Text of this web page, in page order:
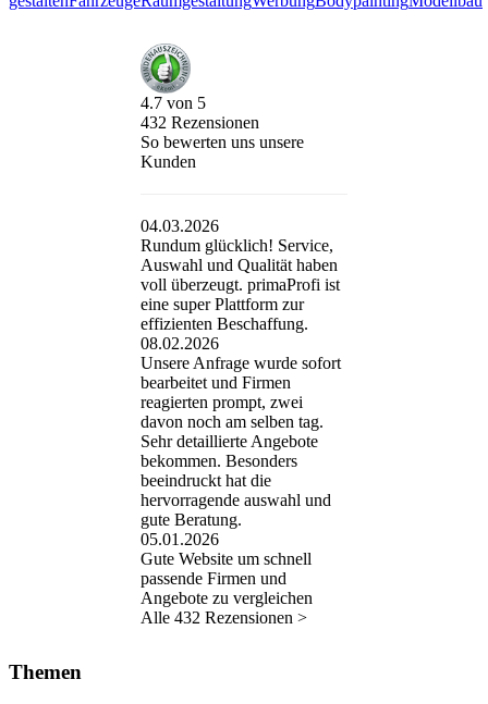
4.7 von 5
432 Rezensionen
So bewerten uns unsere
Kunden
04.03.2026
Rundum glücklich! Service,
Auswahl und Qualität haben
voll überzeugt. primaProfi ist
eine super Plattform zur
effizienten Beschaffung.
08.02.2026
Unsere Anfrage wurde sofort
bearbeitet und Firmen
reagierten prompt, zwei
davon noch am selben tag.
Sehr detaillierte Angebote
bekommen. Besonders
beeindruckt hat die
hervorragende auswahl und
gute Beratung.
05.01.2026
Gute Website um schnell
passende Firmen und
Angebote zu vergleichen
Alle 432 Rezensionen >
Themen